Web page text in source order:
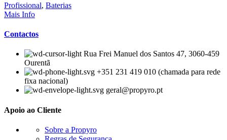
Profissional, Baterias
Mais Info
Contactos
Rua Frei Manuel dos Santos 47, 3060-459
Ourentã​
+351 231 419 010 (chamada para rede
fixa nacional)
geral@propyro.pt
Apoio ao Cliente
Sobre a Propyro